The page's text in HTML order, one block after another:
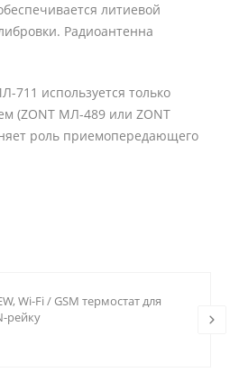
литиевой
Радиоантенна
711 используется только
(ZONT МЛ-489 или ZONT
роль приемопередающего
Wi-Fi / GSM термостат для
рейку